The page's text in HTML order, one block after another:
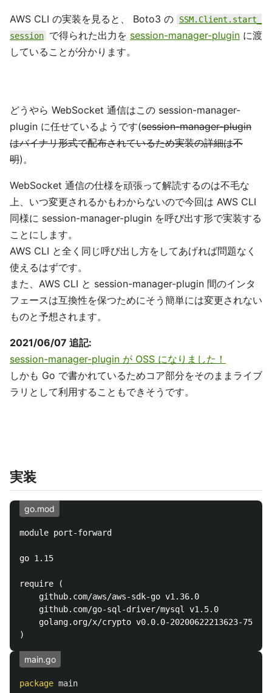
AWS CLI の実装を見ると、 Boto3 の
SSM.Client.start_
session
で得られた出力を session-manager-plugin に渡
していることが分かります。
どうやら WebSocket 通信はこの session-manager-
plugin に任せているようです(session-manager-plugin
はバイナリ形式で配布されているため実装の詳細は不
明)。
WebSocket 通信の仕様を頑張って解読するのは不毛な
上、いつ変更されるかもわからないので今回は AWS CLI
同様に session-manager-plugin を呼び出す形で実装する
ことにします。
AWS CLI と全く同じ呼び出し方をしてあげれば問題なく
使えるはずです。
また、AWS CLI と session-manager-plugin 間のインタ
フェースは互換性を保つためにそう簡単には変更されない
ものと予想されます。
2021/06/07 追記:
session-manager-plugin が OSS になりました！
しかも Go で書かれているためコア部分をそのままライブ
ラリとして利用することもできそうです。
実装
go.mod
module port-forward
go 1.15
require (
main.go
package main